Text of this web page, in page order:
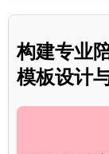
构建专业
模板设计